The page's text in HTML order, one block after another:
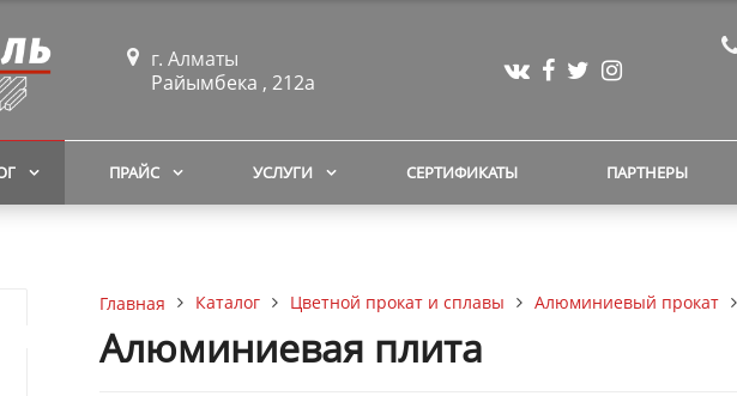
г. Алматы
Райымбека , 212а
ПРАЙС УСЛУГИ СЕРТИФИКАТЫ ПАРТНЕРЫ
Главная Каталог Цветной прокат и сплавы Алюминиевый прокат
Алюминиевая плита